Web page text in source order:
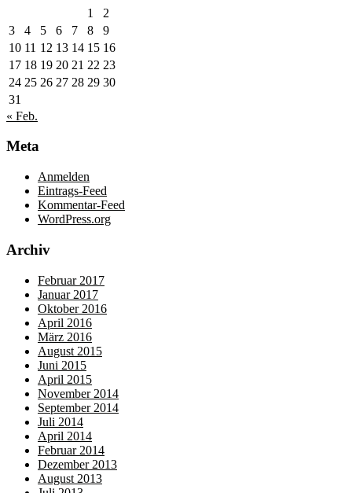
1
2
3
4 5 6 7 8
9
10 11 12 13 14 15 16
17 18 19 20 21 22 23
24 25 26 27 28 29 30
31
« Feb.
Meta
Anmelden
Eintrags-Feed
Kommentar-Feed
WordPress.org
Archiv
Februar 2017
Januar 2017
Oktober 2016
April 2016
März 2016
August 2015
Juni 2015
April 2015
November 2014
September 2014
Juli 2014
April 2014
Februar 2014
Dezember 2013
August 2013